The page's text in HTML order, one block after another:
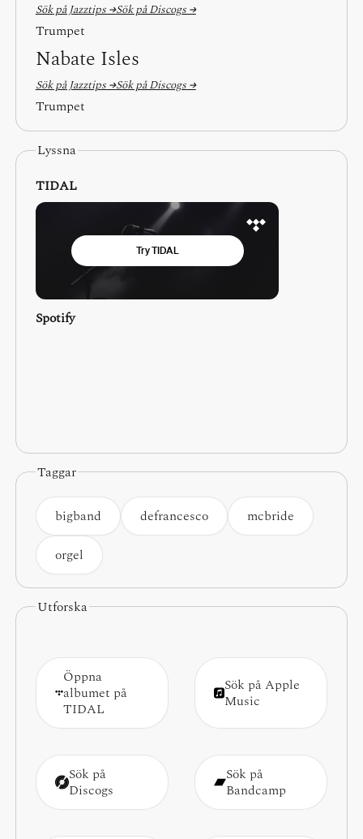
Sök på Jazztips →Sök på Discogs →
Trumpet
Nabate Isles
Sök på Jazztips →Sök på Discogs →
Trumpet
Lyssna
TIDAL
Spotify
Taggar
bigband defrancesco
mcbride
orgel
Utforska
Öppna
albumet på
TIDAL
Sök på Apple
Music
Sök på
Discogs
Sök på
Bandcamp